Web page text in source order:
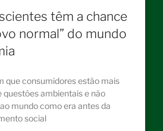
têm a chance
normal” do mundo
que consumidores estão mais
questões ambientais e não
mundo como era antes da
social